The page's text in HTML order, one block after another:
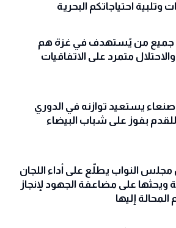
وتلبية احتياجاتكم البحرية
جميع من يُستهدف في غزة هم
والاحتلال متمرد على الاتفاقيات
يستعيد توازنه في الدوري
للقدم بفوز على شباب البيضاء
النواب يطلّع على أداء اللجان
ويحثها على مضاعفة الجهود لإنجاز
المحالة إليها